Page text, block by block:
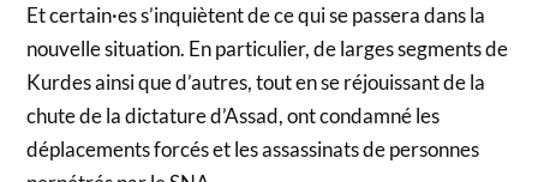
Et certain·es s’inquiètent de ce qui se passera dans la
nouvelle situation. En particulier, de larges segments de
Kurdes ainsi que d’autres, tout en se réjouissant de la
chute de la dictature d’Assad, ont condamné les
déplacements forcés et les assassinats de personnes